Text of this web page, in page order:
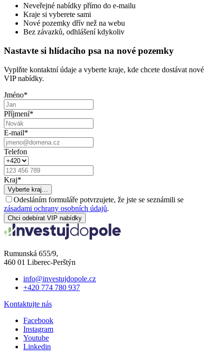
Neveřejné nabídky přímo do e-mailu
Kraje si vyberete sami
Nové pozemky dřív než na webu
Bez závazků, odhlášení kdykoliv
Nastavte si hlídacího psa na nové pozemky
Vyplňte kontaktní údaje a vyberte kraje, kde chcete dostávat nové
VIP nabídky.
Jméno*
Příjmení*
E-mail*
Telefon
Kraj*
Vyberte kraj…
Odesláním formuláře potvrzujete, že jste se seznámili se
zásadami ochrany osobních údajů.
Chci odebírat VIP nabídky
Rumunská 655/9,
460 01 Liberec-Perštýn
info@investujdopole.cz
+420 774 780 937
Kontaktujte nás
Facebook
Instagram
Youtube
Linkedin